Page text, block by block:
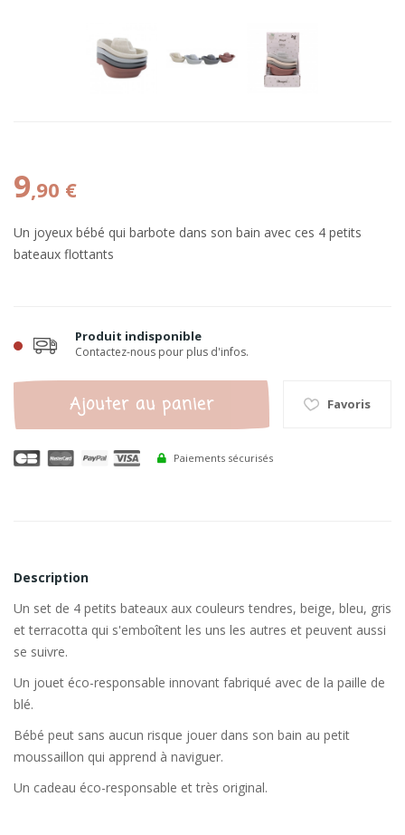
9,90 €
Un joyeux bébé qui barbote dans son bain avec ces 4 petits
bateaux flottants
Produit indisponible
Contactez-nous pour plus d'infos.
Ajouter au panier Favoris
Paiements sécurisés
Description
Un set de 4 petits bateaux aux couleurs tendres, beige, bleu, gris
et terracotta qui s'emboîtent les uns les autres et peuvent aussi
se suivre.
Un jouet éco-responsable innovant fabriqué avec de la paille de
blé.
Bébé peut sans aucun risque jouer dans son bain au petit
moussaillon qui apprend à naviguer.
Un cadeau éco-responsable et très original.